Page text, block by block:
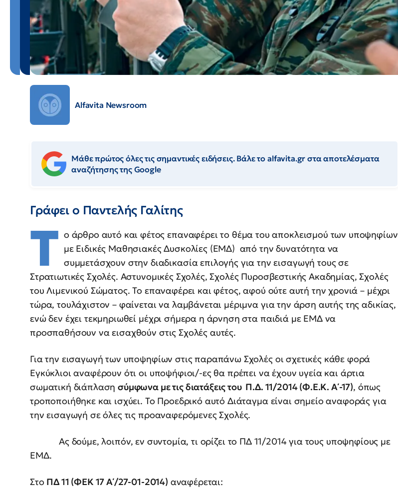
Alfavita Newsroom
Μάθε πρώτος όλες τις σημαντικές ειδήσεις. Βάλε το alfavita.gr στα αποτελέσματα
αναζήτησης της Google
Γράφει ο Παντελής Γαλίτης
Τ ο άρθρο αυτό και φέτος επαναφέρει το θέμα του αποκλεισμού των υποψηφίων
με Ειδικές Μαθησιακές Δυσκολίες (ΕΜΔ) από την δυνατότητα να
συμμετάσχουν στην διαδικασία επιλογής για την εισαγωγή τους σε
Στρατιωτικές Σχολές. Αστυνομικές Σχολές, Σχολές Πυροσβεστικής Ακαδημίας, Σχολές
του Λιμενικού Σώματος. Το επαναφέρει και φέτος, αφού ούτε αυτή την χρονιά – μέχρι
τώρα, τουλάχιστον – φαίνεται να λαμβάνεται μέριμνα για την άρση αυτής της αδικίας,
ενώ δεν έχει τεκμηριωθεί μέχρι σήμερα η άρνηση στα παιδιά με ΕΜΔ να
προσπαθήσουν να εισαχθούν στις Σχολές αυτές.
Για την εισαγωγή των υποψηφίων στις παραπάνω Σχολές οι σχετικές κάθε φορά
Εγκύκλιοι αναφέρουν ότι οι υποψήφιοι/-ες θα πρέπει να έχουν υγεία και άρτια
σωματική διάπλασησύμφωνα με τις διατάξεις του Π.Δ. 11/2014 (Φ.Ε.Κ. Α΄-17), όπως
τροποποιήθηκε και ισχύει. Το Προεδρικό αυτό Διάταγμα είναι σημείο αναφοράς για
την εισαγωγή σε όλες τις προαναφερόμενες Σχολές.
Ας δούμε, λοιπόν, εν συντομία, τι ορίζει το ΠΔ 11/2014 για τους υποψηφίους με
ΕΜΔ.
Στο ΠΔ 11 (ΦΕΚ 17 Α΄/27-01-2014) αναφέρεται: